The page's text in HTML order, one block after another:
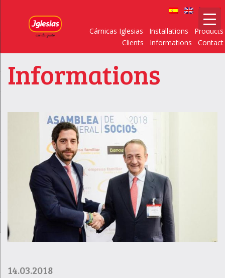
Cárnicas Iglesias Installations
Products
Clients
Informations Contact
Informations
14.03.2018